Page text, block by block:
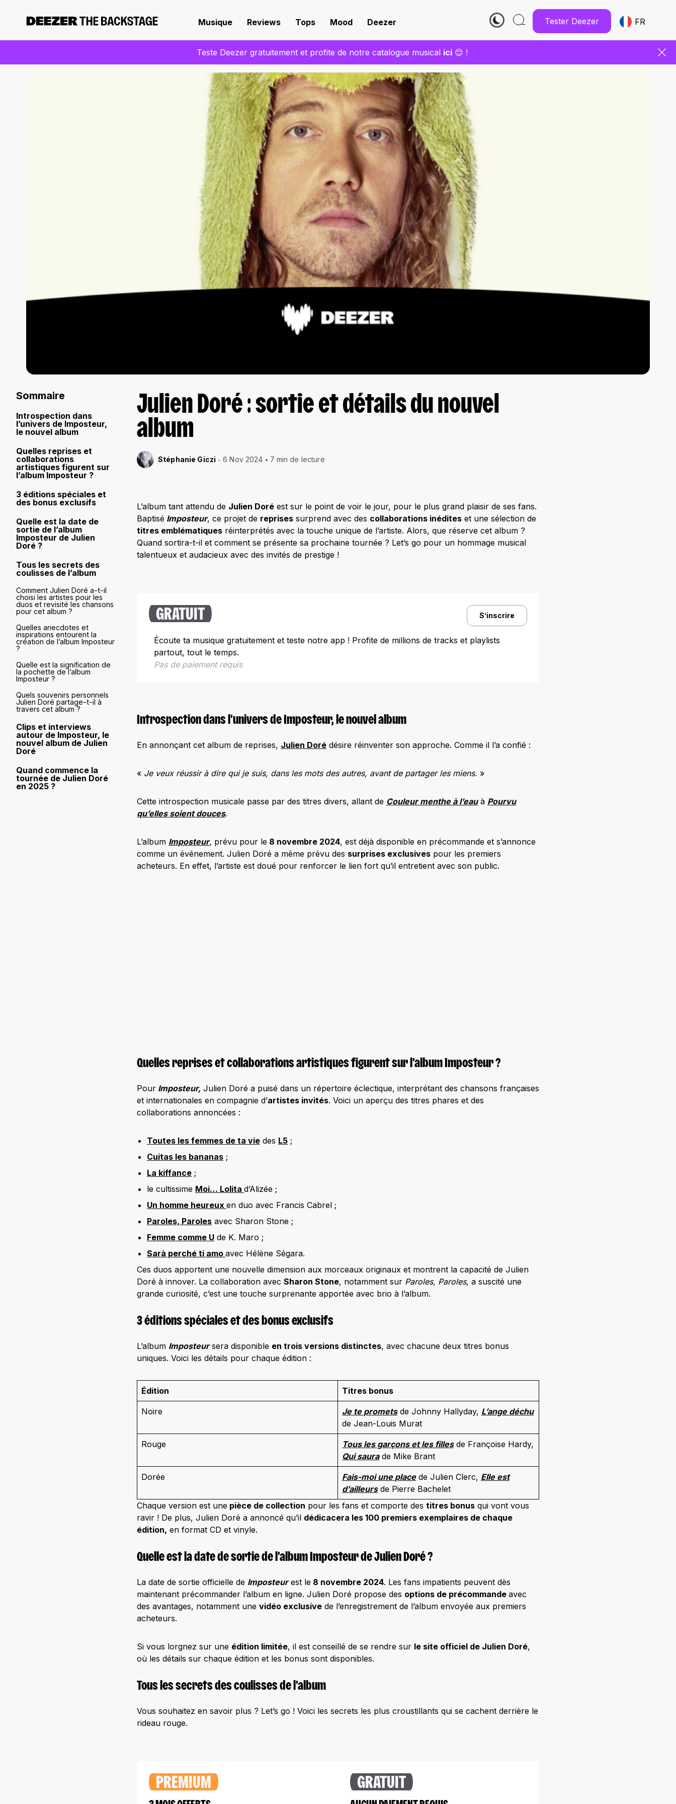
Musique Reviews Tops Mood Deezer Tester Deezer FR
Teste Deezer gratuitement et profite de notre catalogue musical ici😊 !
Sommaire
Introspection dans
l’univers de Imposteur,
le nouvel album
Quelles reprises et
collaborations
artistiques figurent sur
l’album Imposteur ?
3 éditions spéciales et
des bonus exclusifs
Quelle est la date de
sortie de l’album
Imposteur de Julien
Doré ?
Tous les secrets des
coulisses de l’album
Comment Julien Doré a-t-il
choisi les artistes pour les
duos et revisité les chansons
pour cet album ?
Quelles anecdotes et
inspirations entourent la
création de l’album Imposteur
?
Quelle est la signification de
la pochette de l’album
Imposteur ?
Quels souvenirs personnels
Julien Doré partage-t-il à
travers cet album ?
Clips et interviews
autour de Imposteur, le
nouvel album de Julien
Doré
Quand commence la
tournée de Julien Doré
en 2025 ?
Julien Doré : sortie et détails du nouvel
album
Stéphanie Giczi 6 Nov 2024 7 min de lecture
L’album tant attendu de Julien Doré est sur le point de voir le jour, pour le plus grand plaisir de ses fans.
Baptisé Imposteur, ce projet de reprises surprend avec des collaborations inédites et une sélection de
titres emblématiques réinterprétés avec la touche unique de l’artiste. Alors, que réserve cet album ?
Quand sortira-t-il et comment se présente sa prochaine tournée ? Let’s go pour un hommage musical
talentueux et audacieux avec des invités de prestige !
GRATUIT S’inscrire
Écoute ta musique gratuitement et teste notre app ! Profite de millions de tracks et playlists
partout, tout le temps.
Pas de paiement requis
Introspection dans l’univers de Imposteur, le nouvel album
En annonçant cet album de reprises, Julien Doré désire réinventer son approche. Comme il l’a confié :
« Je veux réussir à dire qui je suis, dans les mots des autres, avant de partager les miens. »
Cette introspection musicale passe par des titres divers, allant de Couleur menthe à l’eauà Pourvu
qu’elles soient douces.
L’album Imposteur, prévu pour le 8 novembre 2024, est déjà disponible en précommande et s’annonce
comme un événement. Julien Doré a même prévu des surprises exclusives pour les premiers
acheteurs. En effet, l’artiste est doué pour renforcer le lien fort qu’il entretient avec son public.
Quelles reprises et collaborations artistiques figurent sur l’album Imposteur ?
Pour Imposteur, Julien Doré a puisé dans un répertoire éclectique, interprétant des chansons françaises
et internationales en compagnie d’artistes invités. Voici un aperçu des titres phares et des
collaborations annoncées :
Toutes les femmes de ta vie des L5 ;
Cuitas les bananas ;
La kiffance ;
le cultissime Moi… Lolita d’Alizée ;
Un homme heureux en duo avec Francis Cabrel ;
Paroles, Paroles avec Sharon Stone ;
Femme comme U de K. Maro ;
Sarà perché ti amo avec Hélène Ségara.
Ces duos apportent une nouvelle dimension aux morceaux originaux et montrent la capacité de Julien
Doré à innover. La collaboration avec Sharon Stone, notamment sur Paroles, Paroles, a suscité une
grande curiosité, c’est une touche surprenante apportée avec brio à l’album.
3 éditions spéciales et des bonus exclusifs
L’album Imposteursera disponible en trois versions distinctes, avec chacune deux titres bonus
uniques. Voici les détails pour chaque édition :
Édition Titres bonus
Noire Je te prometsde Johnny Hallyday, L’ange déchu
de Jean-Louis Murat
Rouge Tous les garçons et les fillesde Françoise Hardy,
Qui saurade Mike Brant
Dorée Fais-moi une placede Julien Clerc, Elle est
d’ailleursde Pierre Bachelet
Chaque version est une pièce de collection pour les fans et comporte des titres bonus qui vont vous
ravir ! De plus, Julien Doré a annoncé qu’il dédicacera les 100 premiers exemplaires de chaque
édition, en format CD et vinyle.
Quelle est la date de sortie de l’album Imposteur de Julien Doré ?
La date de sortie officielle de Imposteurest le 8 novembre 2024. Les fans impatients peuvent dès
maintenant précommander l’album en ligne. Julien Doré propose des options de précommande avec
des avantages, notamment une vidéo exclusive de l’enregistrement de l’album envoyée aux premiers
acheteurs.
Si vous lorgnez sur une édition limitée, il est conseillé de se rendre sur le site officiel de Julien Doré,
où les détails sur chaque édition et les bonus sont disponibles.
Tous les secrets des coulisses de l’album
Vous souhaitez en savoir plus ? Let’s go ! Voici les secrets les plus croustillants qui se cachent derrière le
rideau rouge.
PREMIUM GRATUIT